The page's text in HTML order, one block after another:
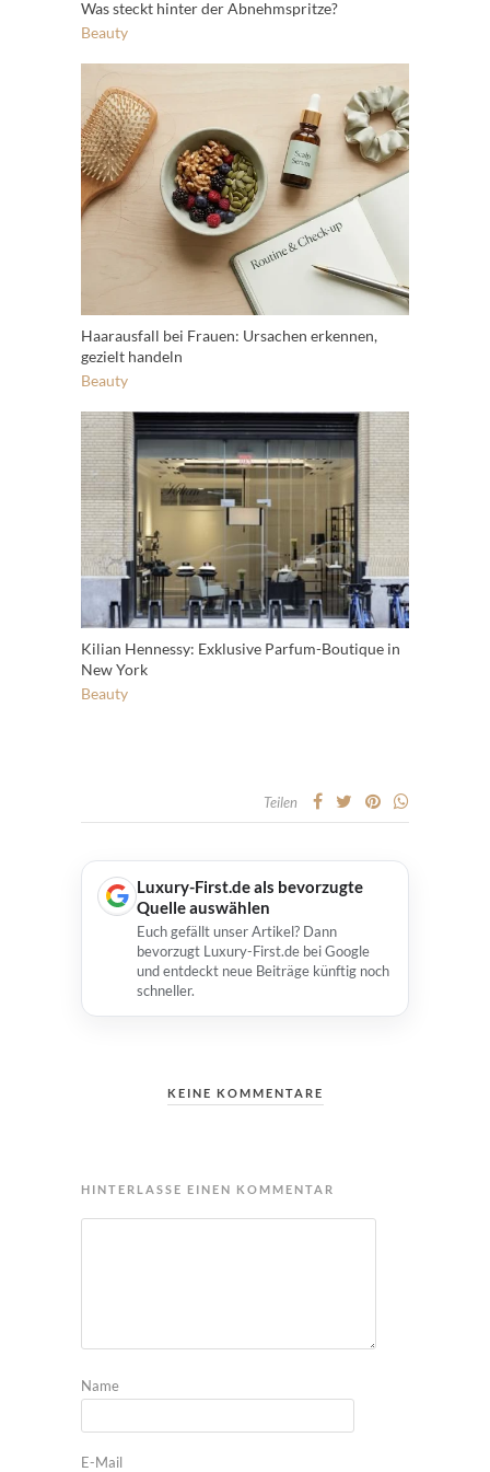
Was steckt hinter der Abnehmspritze?
Beauty
Haarausfall bei Frauen: Ursachen erkennen,
gezielt handeln
Beauty
Kilian Hennessy: Exklusive Parfum-Boutique in
New York
Beauty
Teilen
Luxury-First.de als bevorzugte
Quelle auswählen
Euch gefällt unser Artikel? Dann
bevorzugt Luxury-First.de bei Google
und entdeckt neue Beiträge künftig noch
schneller.
KEINE KOMMENTARE
HINTERLASSE EINEN KOMMENTAR
Name
E-Mail